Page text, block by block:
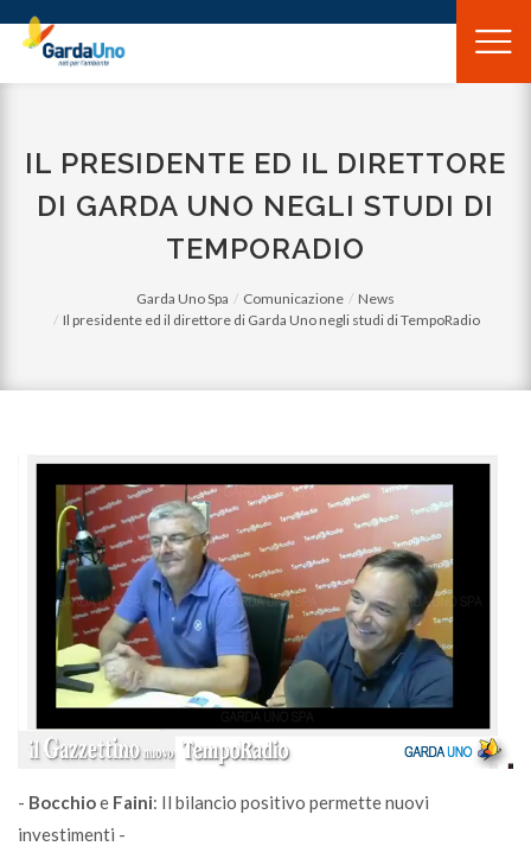
Gardauno
Spa
IL PRESIDENTE ED IL DIRETTORE
DI GARDA UNO NEGLI STUDI DI
TEMPORADIO
Garda Uno Spa Comunicazione
News
Il presidente ed il direttore di Garda Uno negli studi di TempoRadio
- Bocchioe Faini: Il bilancio positivo permette nuovi
investimenti -